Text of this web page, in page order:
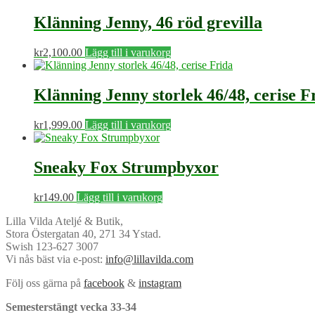
Klänning Jenny, 46 röd grevilla
kr2,100.00 Lägg till i varukorg
Klänning Jenny storlek 46/48, cerise
kr1,999.00 Lägg till i varukorg
Sneaky Fox Strumpbyxor
kr149.00 Lägg till i varukorg
Lilla Vilda Ateljé & Butik,
Stora Östergatan 40, 271 34 Ystad.
Swish 123-627 3007
Vi nås bäst via e-post: info@lillavilda.com
Följ oss gärna på facebook & instagram
Semesterstängt vecka 33-34